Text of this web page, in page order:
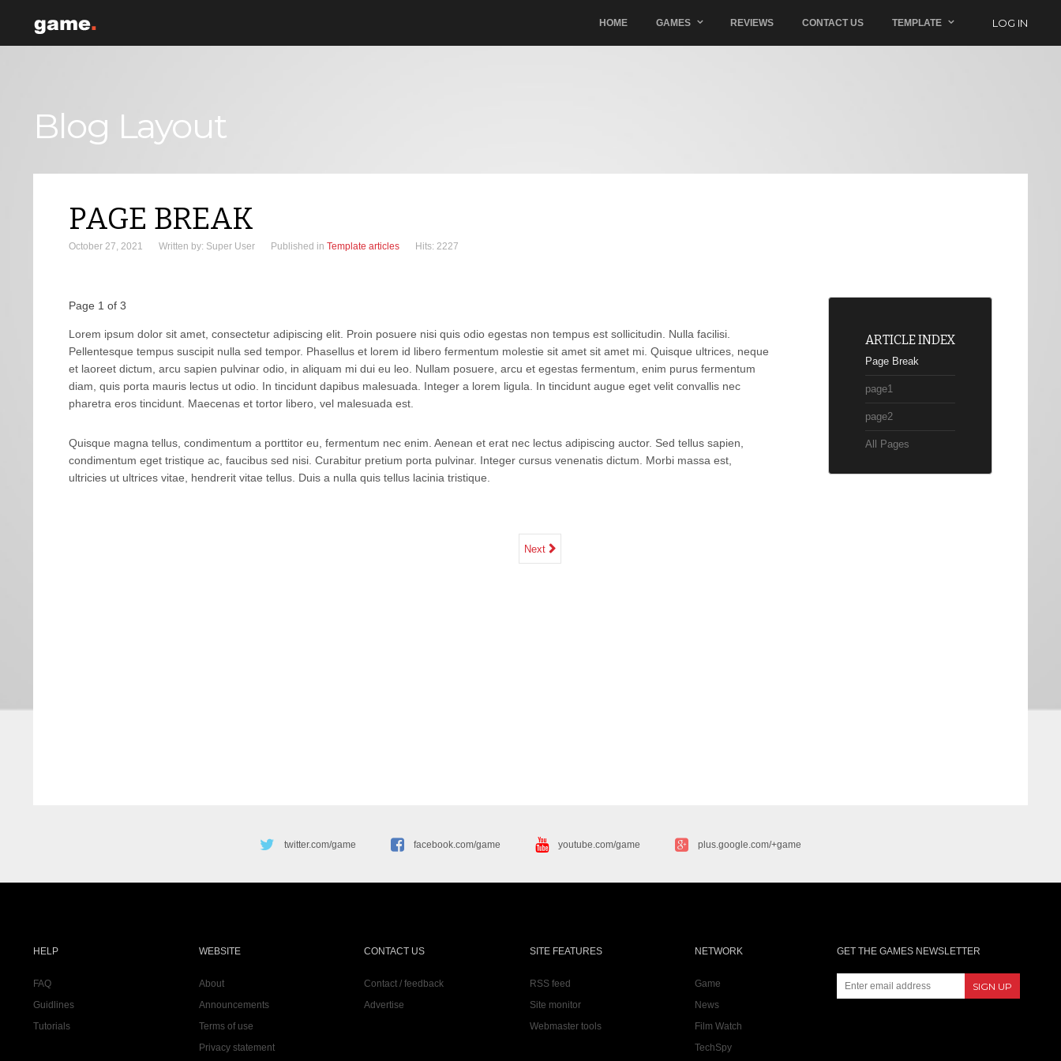
LOG IN
HOME GAMES REVIEWS CONTACT US TEMPLATE
Blog Layout
PAGE BREAK
October 27, 2021 Written by: Super User Published in Template articles Hits: 2227
ARTICLE INDEX
Page Break
page1
page2
All Pages
Page 1 of 3
Lorem ipsum dolor sit amet, consectetur adipiscing elit. Proin posuere nisi quis odio egestas non tempus est sollicitudin. Nulla facilisi.
Pellentesque tempus suscipit nulla sed tempor. Phasellus et lorem id libero fermentum molestie sit amet sit amet mi. Quisque ultrices, neque
et laoreet dictum, arcu sapien pulvinar odio, in aliquam mi dui eu leo. Nullam posuere, arcu et egestas fermentum, enim purus fermentum
diam, quis porta mauris lectus ut odio. In tincidunt dapibus malesuada. Integer a lorem ligula. In tincidunt augue eget velit convallis nec
pharetra eros tincidunt. Maecenas et tortor libero, vel malesuada est.
Quisque magna tellus, condimentum a porttitor eu, fermentum nec enim. Aenean et erat nec lectus adipiscing auctor. Sed tellus sapien,
condimentum eget tristique ac, faucibus sed nisi. Curabitur pretium porta pulvinar. Integer cursus venenatis dictum. Morbi massa est,
ultricies ut ultrices vitae, hendrerit vitae tellus. Duis a nulla quis tellus lacinia tristique.
Next
twitter.com/game facebook.com/game youtube.com/game plus.google.com/+game
HELP
FAQ
Guidlines
Tutorials
WEBSITE
About
Announcements
Terms of use
Privacy statement
CONTACT US
Contact / feedback
Advertise
SITE FEATURES
RSS feed
Site monitor
Webmaster tools
NETWORK
Game
News
Film Watch
TechSpy
GET THE GAMES NEWSLETTER
Remember Me